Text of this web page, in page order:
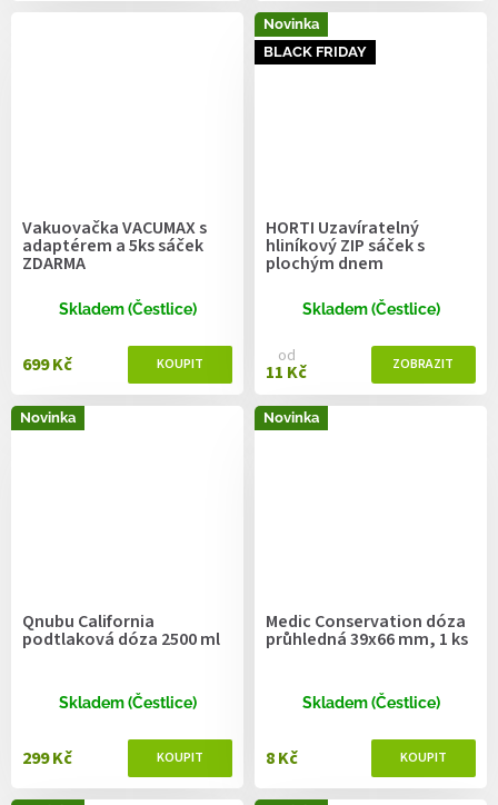
Vakuovačka VACUMAX s
adaptérem a 5ks sáček
ZDARMA
Skladem (Čestlice)
699 Kč
Novinka
BLACK FRIDAY
HORTI Uzavíratelný
hliníkový ZIP sáček s
plochým dnem
Skladem (Čestlice)
od
11 Kč
Novinka
Qnubu California
podtlaková dóza 2500 ml
Skladem (Čestlice)
299 Kč
Novinka
Medic Conservation dóza
průhledná 39x66 mm, 1 ks
Skladem (Čestlice)
8 Kč